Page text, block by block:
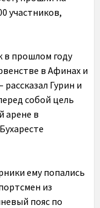
участников,
в прошлом году
в Афинах и
Гурин и
собой цель
арене в
ему попались
из
пояс по